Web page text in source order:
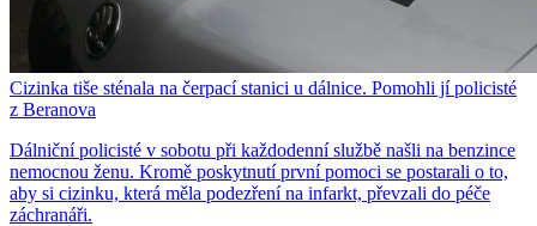
Cizinka tiše sténala na čerpací stanici u dálnice. Pomohli jí policisté
z Beranova
Dálniční policisté v sobotu při každodenní službě našli na benzince
nemocnou ženu. Kromě poskytnutí první pomoci se postarali o to,
aby si cizinku, která měla podezření na infarkt, převzali do péče
záchranáři.